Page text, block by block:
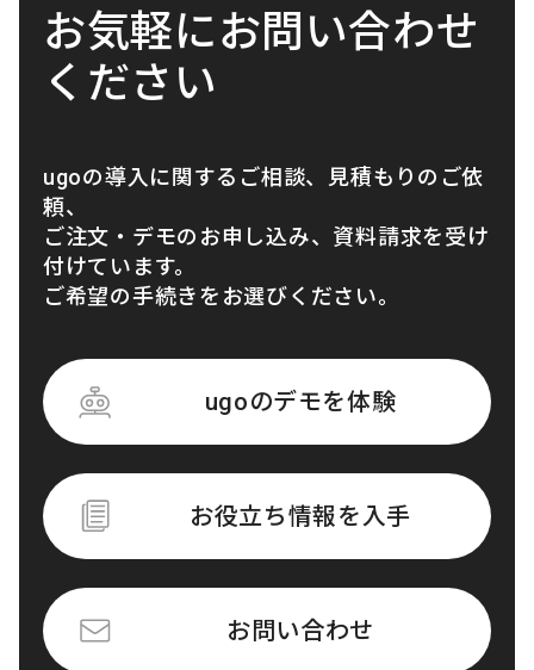
お気軽にお問い合わせ
ください
ugoの導入に関するご相談、見積もりのご依
頼、
ご注文・デモのお申し込み、資料請求を受け
付けています。
ご希望の手続きをお選びください。
ugoのデモを体験
お役立ち情報を入手
お問い合わせ